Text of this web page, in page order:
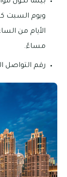
ويوم السبت
مساءً.
رقم التواصل الخاص